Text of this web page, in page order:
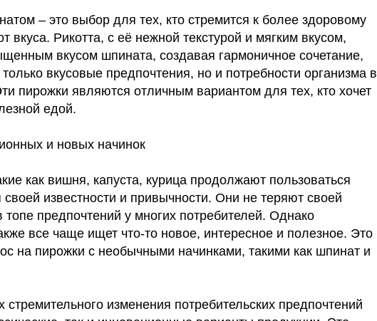
– это выбор для тех, кто стремится к более здоровому
вкуса. Рикотта, с её нежной текстурой и мягким вкусом,
вкусом шпината, создавая гармоничное сочетание,
вкусовые предпочтения, но и потребности организма в
пирожки являются отличным вариантом для тех, кто хочет
едой.
и новых начинок
как вишня, капуста, курица продолжают пользоваться
известности и привычности. Они не теряют своей
топе предпочтений у многих потребителей. Однако
все чаще ищет что-то новое, интересное и полезное. Это
на пирожки с необычными начинками, такими как шпинат и
изменения потребительских предпочтений